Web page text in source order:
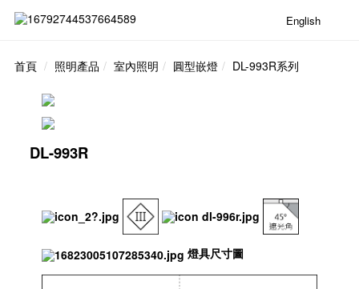
English
首頁 照明產品 室內照明 圓型嵌燈 DL-993R系列
DL-993R
燈具尺寸圖